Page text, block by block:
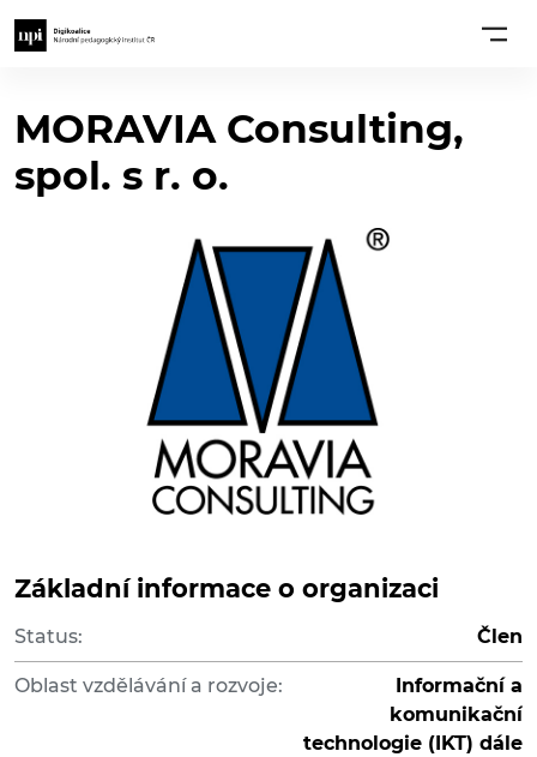
MORAVIA Consulting,
spol. s r. o.
Základní informace o organizaci
Status: Člen
Oblast vzdělávání a rozvoje:
Informační a
komunikační
technologie (IKT) dále